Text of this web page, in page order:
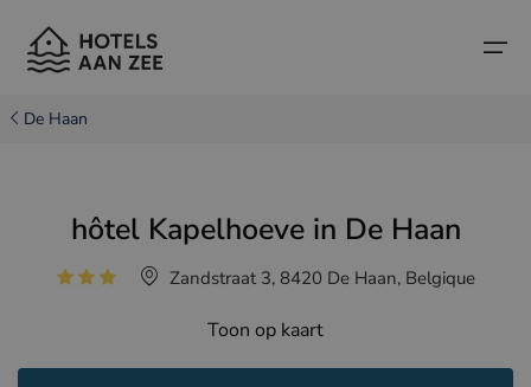
Villes balnéaires populaires
Villes balnéaires populaires
Hôtels à Cadzand (NL)
Hôtels à Knokke (BE)
Pays
Pays
Côte belge
Côte néerlandaise
De Haan
hôtel Kapelhoeve in De Haan
Zandstraat 3, 8420 De Haan, Belgique
Toon op kaart